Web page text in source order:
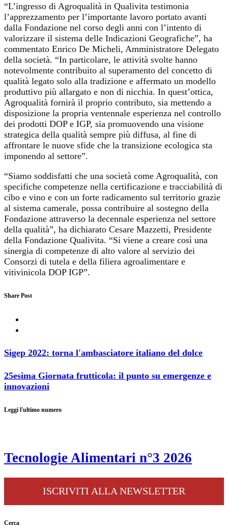
“L’ingresso di Agroqualità in Qualivita testimonia
l’apprezzamento per l’importante lavoro portato avanti
dalla Fondazione nel corso degli anni con l’intento di
valorizzare il sistema delle Indicazioni Geografiche”, ha
commentato Enrico De Micheli, Amministratore Delegato
della società. “In particolare, le attività svolte hanno
notevolmente contribuito al superamento del concetto di
qualità legato solo alla tradizione e affermato un modello
produttivo più allargato e non di nicchia. In quest’ottica,
Agroqualità fornirà il proprio contributo, sia mettendo a
disposizione la propria ventennale esperienza nel controllo
dei prodotti DOP e IGP, sia promuovendo una visione
strategica della qualità sempre più diffusa, al fine di
affrontare le nuove sfide che la transizione ecologica sta
imponendo al settore”.
“Siamo soddisfatti che una società come Agroqualità, con
specifiche competenze nella certificazione e tracciabilità di
cibo e vino e con un forte radicamento sul territorio grazie
al sistema camerale, possa contribuire al sostegno della
Fondazione attraverso la decennale esperienza nel settore
della qualità”, ha dichiarato Cesare Mazzetti, Presidente
della Fondazione Qualivita. “Si viene a creare così una
sinergia di competenze di alto valore al servizio dei
Consorzi di tutela e della filiera agroalimentare e
vitivinicola DOP IGP”.
Share Post
Sigep 2022: torna l'ambasciatore italiano del dolce
25esima Giornata frutticola: il punto su emergenze e
innovazioni
Leggi l'ultimo numero
Tecnologie Alimentari n°3 2026
ISCRIVITI ALLA NEWSLETTER
Cerca